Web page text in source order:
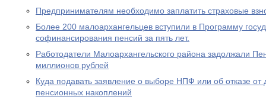
Предпринимателям необходимо заплатить страховые
Более 200 малоархангельцев вступили в Программу
софинансирования пенсий за пять лет.
Работодатели Малоархангельского района задолжали
миллионов рублей
Куда подавать заявление о выборе НПФ или об отказе
пенсионных накоплений